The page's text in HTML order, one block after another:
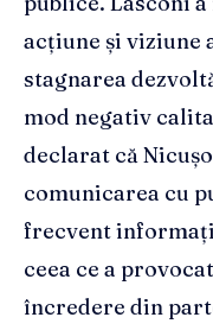
acțiune și viziune
stagnarea
mod negativ
declarat că
comunicarea cu
frecvent
ceea ce a
încredere din